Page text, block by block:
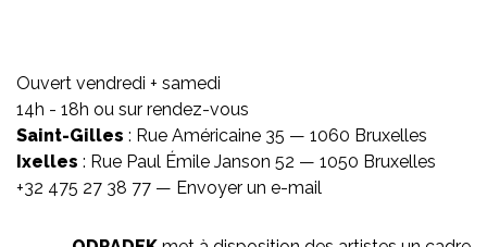
Ouvert vendredi + samedi
14h - 18h ou sur rendez-vous
Saint-Gilles : Rue Américaine 35 — 1060 Bruxelles
Ixelles : Rue Paul Émile Janson 52 — 1050 Bruxelles
+32 475 27 38 77 — Envoyer un e-mail